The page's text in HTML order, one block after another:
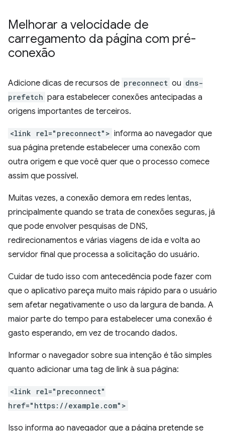
Melhorar a velocidade de
carregamento da página com pré-
conexão
Adicione dicas de recursos de preconnect ou dns-
prefetch para estabelecer conexões antecipadas a
origens importantes de terceiros.
<link rel="preconnect"> informa ao navegador que
sua página pretende estabelecer uma conexão com
outra origem e que você quer que o processo comece
assim que possível.
Muitas vezes, a conexão demora em redes lentas,
principalmente quando se trata de conexões seguras, já
que pode envolver pesquisas de DNS,
redirecionamentos e várias viagens de ida e volta ao
servidor final que processa a solicitação do usuário.
Cuidar de tudo isso com antecedência pode fazer com
que o aplicativo pareça muito mais rápido para o usuário
sem afetar negativamente o uso da largura de banda. A
maior parte do tempo para estabelecer uma conexão é
gasto esperando, em vez de trocando dados.
Informar o navegador sobre sua intenção é tão simples
quanto adicionar uma tag de link à sua página:
<link rel="preconnect"
href="https://example.com">
Isso informa ao navegador que a página pretende se